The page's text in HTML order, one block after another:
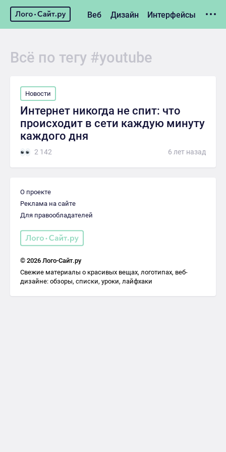
Веб Дизайн
Интерфейсы
Гаджеты
Тренды
Всё по тегу #youtube
Новости
Интернет никогда не спит: что
происходит в сети каждую минуту
каждого дня
2 142 6 лет назад
О проекте
Реклама на сайте
Для правообладателей
© 2026 Лого-Сайт.ру
Свежие материалы о красивых вещах, логотипах, веб-
дизайне: обзоры, списки, уроки, лайфхаки